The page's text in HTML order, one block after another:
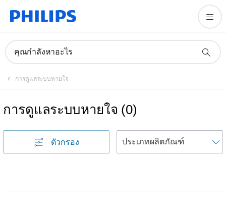
คุณกำลังหาอะไร
การดูแลระบบหายใจ
การดูแลระบบหายใจ (0)
ตัวกรอง